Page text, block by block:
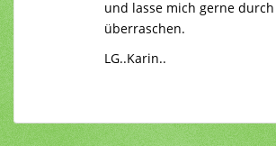
und lasse mich gerne
überraschen.
LG..Karin..